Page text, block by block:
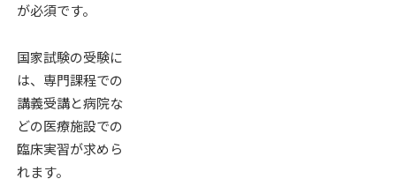
が必須です。
国家試験の受験に
は、専門課程での
講義受講と病院な
どの医療施設での
臨床実習が求めら
れます。